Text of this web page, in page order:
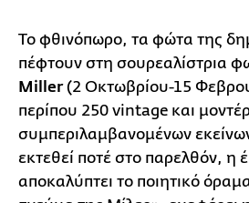
Το φθινόπωρο, τα φώτα της
πέφτουν στη σουρεαλίστρια
Miller(2 Οκτωβρίου-15
περίπου 250 vintage και
συμπεριλαμβανομένων
εκτεθεί ποτέ στο παρελθόν, η
αποκαλύπτει το ποιητικό